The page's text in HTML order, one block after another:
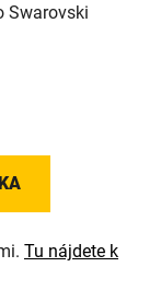
Swarovski
Tu nájdete k